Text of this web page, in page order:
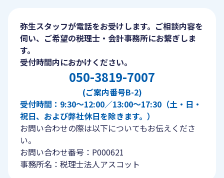
弥生スタッフが電話をお受けします。ご相談内容を
伺い、ご希望の税理士・会計事務所にお繋ぎしま
す。
受付時間内におかけください。
050-3819-7007
(ご案内番号B-2)
受付時間：9:30〜12:00／13:00〜17:30（土・日・
祝日、および弊社休日を除きます。）
お問い合わせの際は以下についてもお伝えくださ
い。
お問い合わせ番号：P000621
事務所名：税理士法人アスコット